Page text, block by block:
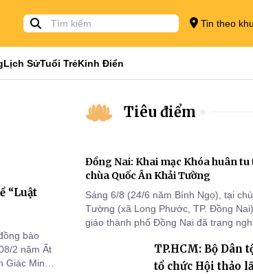
Tin theo
Lịch SửTuổi TrẻKinh Điển
“Luật
bào
2 năm Ất
Minh -
Tiêu điểm
Đồng Nai: Khai mạc Khóa huân
chùa Quốc Ân Khải Tường
Sáng 6/8 (24/6 năm Bính Ngọ), tại
Tường (xã Long Phước, TP. Đồng
giáo thành phố Đồng Nai đã trang
2570 dành cho chư Tăng hành giả an
VII, VIII và trường hạ chùa Quốc Ân
TP.HCM: Bộ Dân
tổ chức Hội thảo